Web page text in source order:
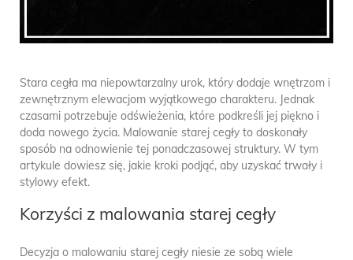
Stara cegła ma niepowtarzalny urok, który dodaje wnętrzom i
zewnętrznym elewacjom wyjątkowego charakteru. Jednak
czasami potrzebuje odświeżenia, które podkreśli jej piękno i
doda nowego życia. Malowanie starej cegły to doskonały
sposób na odnowienie tej ponadczasowej struktury. W tym
artykule dowiesz się, jakie kroki podjąć, aby uzyskać trwały i
stylowy efekt.
Korzyści z malowania starej cegły
Decyzja o malowaniu starej cegły niesie ze sobą wiele